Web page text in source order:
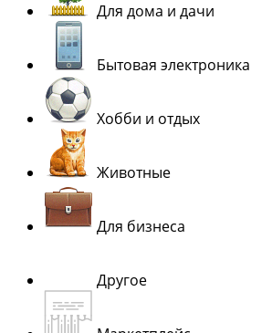
Для дома и дачи
Бытовая электроника
Хобби и отдых
Животные
Для бизнеса
Другое